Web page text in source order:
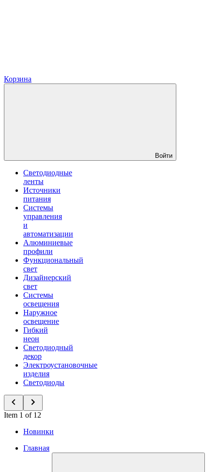
Корзина
Войти
Светодиодные
ленты
Источники
питания
Системы
управления
и
автоматизации
Алюминиевые
профили
Функциональный
свет
Дизайнерский
свет
Системы
освещения
Наружное
освещение
Гибкий
неон
Светодиодный
декор
Электроустановочные
изделия
Светодиоды
Item 1 of 12
Новинки
Главная